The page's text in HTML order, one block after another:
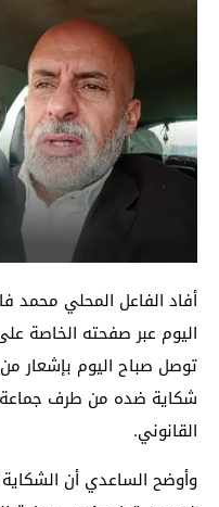
أفاد الفاعل المحلي
اليوم عبر صفحته الخاصة
توصل صباح اليوم بإشعار
شكاية ضده من طرف
القانوني.
وأوضح الساعدي أن